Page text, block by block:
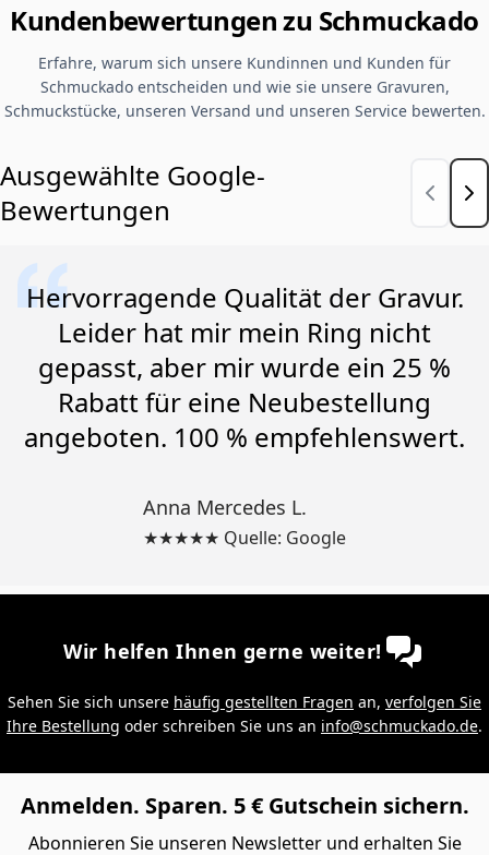
Kundenbewertungen zu Schmuckado
Erfahre, warum sich unsere Kundinnen und Kunden für
Schmuckado entscheiden und wie sie unsere Gravuren,
Schmuckstücke, unseren Versand und unseren Service bewerten.
Ausgewählte Google-
Bewertungen
Hervorragende Qualität der Gravur.
Leider hat mir mein Ring nicht
gepasst, aber mir wurde ein 25 %
Rabatt für eine Neubestellung
angeboten. 100 % empfehlenswert.
Anna Mercedes L.
★★★★★ Quelle: Google
Wir helfen Ihnen gerne weiter!
Sehen Sie sich unsere häufig gestellten Fragen an, verfolgen Sie
Ihre Bestellung oder schreiben Sie uns an info@schmuckado.de.
Anmelden. Sparen. 5 € Gutschein sichern.
Abonnieren Sie unseren Newsletter und erhalten Sie